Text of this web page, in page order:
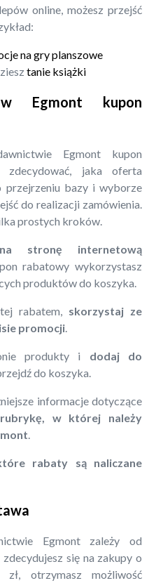
online, możesz przejść
na gry planszowe
tanie książki
Egmont kupon
Egmont kupon
zdecydować, jaka oferta
przejrzeniu bazy i wyborze
do realizacji zamówienia.
prostych kroków.
stronę internetową
rabatowy wykorzystasz
produktów do koszyka.
rabatem, skorzystaj ze
promocji.
produkty i dodaj do
do koszyka.
informacje dotyczące
w której należy
.
rabaty są naliczane
Egmont zależy od
się na zakupy o
otrzymasz możliwość